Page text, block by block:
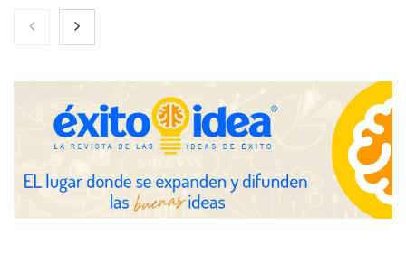
Servimudanzas supera las 3.000 reseñas con 4,8 estrellas en
mudanzas en Barcelona